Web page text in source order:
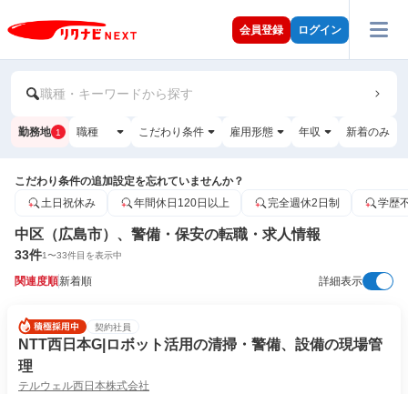
会員登録 ログイン
職種・キーワードから探す
勤務地 1 職種 こだわり条件 雇用形態 年収 新着のみ
こだわり条件の追加設定を忘れていませんか？
土日祝休み
年間休日120日以上 完全週休2日制 学歴
中区（広島市）、警備・保安の転職・求人情報
33件1〜33件目を表示中
関連度順新着順 詳細表示
契約社員
NTT西日本G|ロボット活用の清掃・警備、設備の現場管
理
テルウェル西日本株式会社